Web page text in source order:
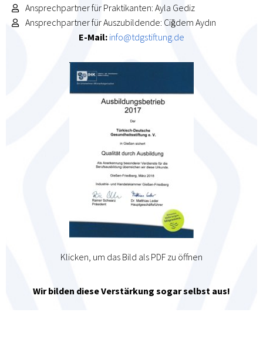
Ansprechpartner für Praktikanten: Ayla Gediz
Ansprechpartner für Auszubildende: Ciğdem Aydın
E-Mail: info@tdgstiftung.de
Klicken, um das Bild als PDF zu öffnen
Wir bilden diese Verstärkung sogar selbst aus!